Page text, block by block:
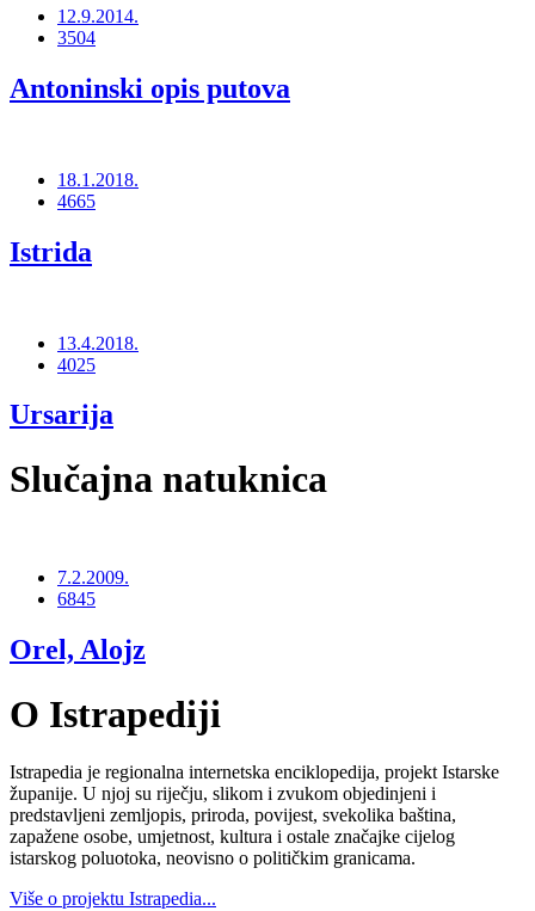
12.9.2014.
3504
Antoninski opis putova
18.1.2018.
4665
Istrida
13.4.2018.
4025
Ursarija
Slučajna natuknica
7.2.2009.
6845
Orel, Alojz
O Istrapediji
Istrapedia je regionalna internetska enciklopedija, projekt Istarske
županije. U njoj su riječju, slikom i zvukom objedinjeni i
predstavljeni zemljopis, priroda, povijest, svekolika baština,
zapažene osobe, umjetnost, kultura i ostale značajke cijelog
istarskog poluotoka, neovisno o političkim granicama.
Više o projektu Istrapedia...